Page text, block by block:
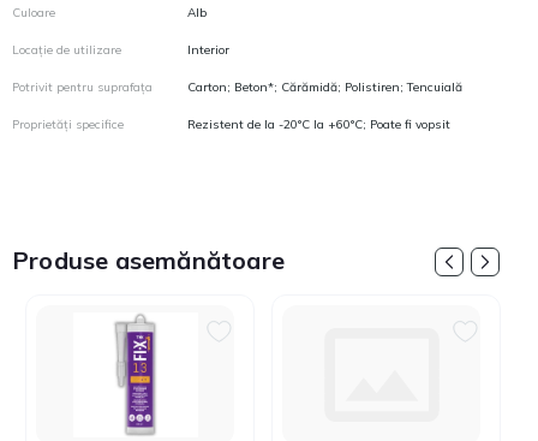
Culoare Alb
Locație de utilizare Interior
Potrivit pentru suprafața Carton; Beton*; Cărămidă; Polistiren; Tencuială
Proprietăți specifice Rezistent de la -20°C la +60°C; Poate fi vopsit
Produse asemănătoare